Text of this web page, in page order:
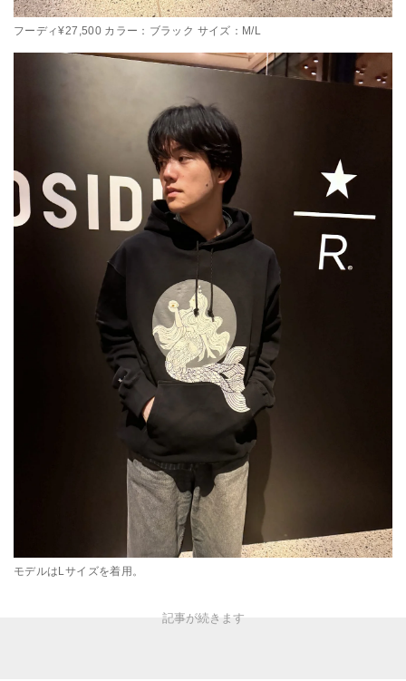
フーディ¥27,500 カラー：ブラック サイズ：M/L
モデルはLサイズを着用。